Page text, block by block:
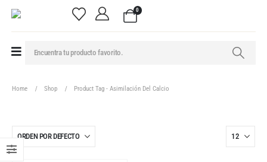
0
Home Shop Product Tag - Asimilación Del Calcio